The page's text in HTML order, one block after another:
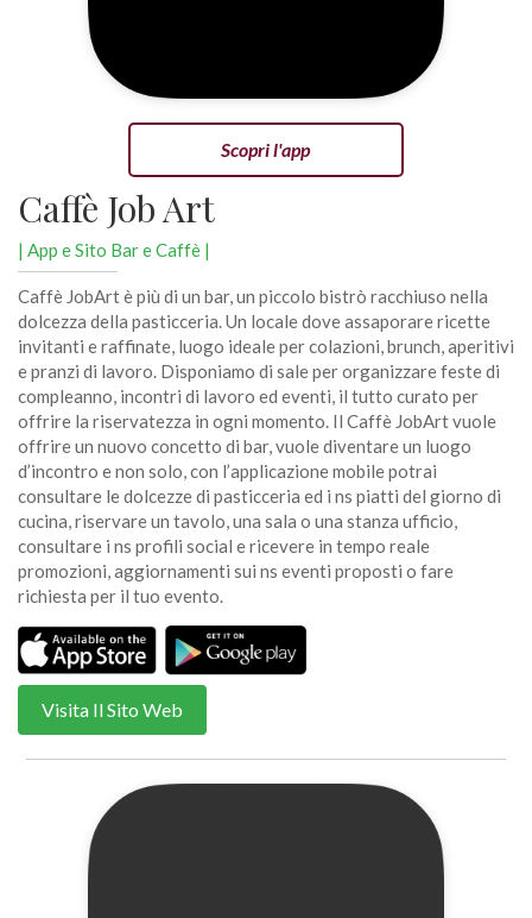
Scopri l'app
Caffè Job Art
| App e Sito Bar e Caffè |
Caffè JobArt è più di un bar, un piccolo bistrò racchiuso nella
dolcezza della pasticceria. Un locale dove assaporare ricette
invitanti e raffinate, luogo ideale per colazioni, brunch, aperitivi
e pranzi di lavoro. Disponiamo di sale per organizzare feste di
compleanno, incontri di lavoro ed eventi, il tutto curato per
offrire la riservatezza in ogni momento. Il Caffè JobArt vuole
offrire un nuovo concetto di bar, vuole diventare un luogo
d’incontro e non solo, con l’applicazione mobile potrai
consultare le dolcezze di pasticceria ed i ns piatti del giorno di
cucina, riservare un tavolo, una sala o una stanza ufficio,
consultare i ns profili social e ricevere in tempo reale
promozioni, aggiornamenti sui ns eventi proposti o fare
richiesta per il tuo evento.
Visita Il Sito Web